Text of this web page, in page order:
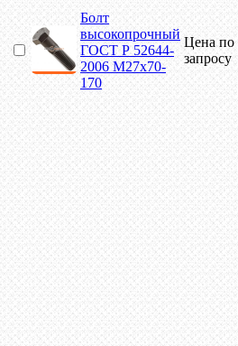
Болт
высокопрочный
ГОСТ Р 52644-
2006 М27х70-
170
Цена по
запросу